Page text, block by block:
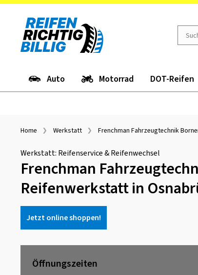
Auto Motorrad DOT-Reifen
Home Werkstatt Frenchman Fahrzeugtechnik
Werkstatt: Reifenservice & Reifenwechsel
Frenchman
Reifenwerkstatt in
Jetzt online shoppen!
Öffnungszeiten